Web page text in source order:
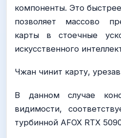
компоненты. Это
позволяет массово
карты в стоечные
искусственного
Чжан чинит карту,
В данном случае
видимости,
турбинной AFOX RTX